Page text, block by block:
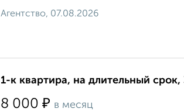
Агентство, 07.08.2026
1-к квартира, на длительный
8 000 ₽ в месяц